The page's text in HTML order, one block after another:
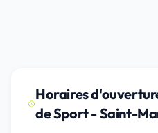
Horaires
de Sport - Saint-